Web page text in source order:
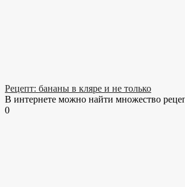
Рецепт: бананы в кляре и не только
В интернете можно найти множество
0